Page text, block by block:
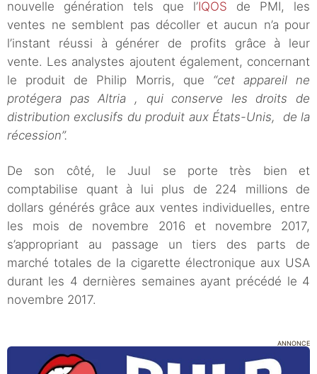
nouvelle génération tels que l’IQOS de PMI, les
ventes ne semblent pas décoller et aucun n’a pour
l’instant réussi à générer de profits grâce à leur
vente. Les analystes ajoutent également, concernant
le produit de Philip Morris, que “cet appareil ne
protégera pas Altria , qui conserve les droits de
distribution exclusifs du produit aux États-Unis, de la
récession”.
De son côté, le Juul se porte très bien et
comptabilise quant à lui plus de 224 millions de
dollars générés grâce aux ventes individuelles, entre
les mois de novembre 2016 et novembre 2017,
s’appropriant au passage un tiers des parts de
marché totales de la cigarette électronique aux USA
durant les 4 dernières semaines ayant précédé le 4
novembre 2017.
ANNONCE